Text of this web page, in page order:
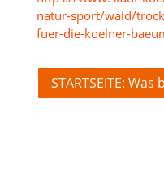
natur-sport/wald/
fuer-die-koelner-
STARTSEITE: